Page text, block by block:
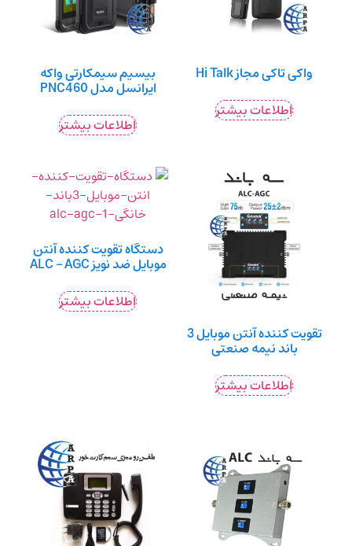
واکی تاکی مجاز Hi Talk
اطلاعات بیشتر
بیسیم سیمکارتی واکه
ایرانسل مدل PNC460
اطلاعات بیشتر
تقویت کننده آنتن موبایل 3
باند نیمه صنعتی
اطلاعات بیشتر
دستگاه تقویت کننده آنتن
موبایل ضد نویز ALC – AGC
اطلاعات بیشتر